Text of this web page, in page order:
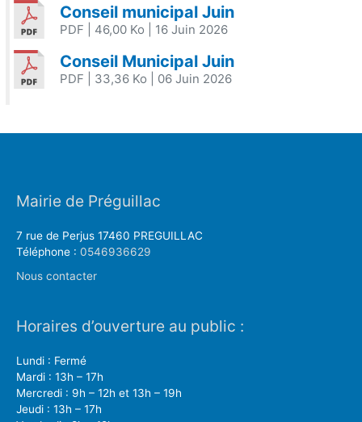
Conseil municipal Juin
PDF | 46,00 Ko | 16 Juin 2026
Conseil Municipal Juin
PDF | 33,36 Ko | 06 Juin 2026
Mairie de Préguillac
7 rue de Perjus 17460 PREGUILLAC
Téléphone : 0546936629
Nous contacter
Horaires d’ouverture au public :
Lundi : Fermé
Mardi : 13h – 17h
Mercredi : 9h – 12h et 13h – 19h
Jeudi : 13h – 17h